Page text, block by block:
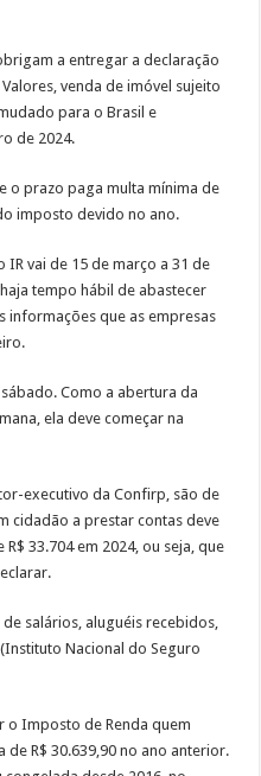
a entregar a declaração
venda de imóvel sujeito
para o Brasil e
de 2024.
o prazo paga multa mínima de
imposto devido no ano.
vai de 15 de março a 31 de
tempo hábil de abastecer
informações que as empresas
Como a abertura da
ela deve começar na
executivo da Confirp, são de
cidadão a prestar contas deve
33.704 em 2024, ou seja, que
salários, aluguéis recebidos,
Nacional do Seguro
o Imposto de Renda quem
R$ 30.639,90 no ano anterior.